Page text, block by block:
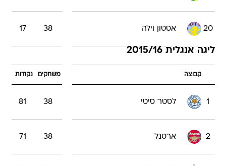
20 אסטון וילה 38
17
ליגה אנגלית 2015/16
קבוצה משחקים נקודות
1 לסטר סיטי 38
81
2 ארסנל 38
71